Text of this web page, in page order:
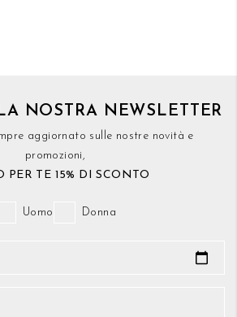
NOSTRA NEWSLETTER
aggiornato sulle nostre novità e
promozioni,
PER TE 15% DI SCONTO
Uomo Donna